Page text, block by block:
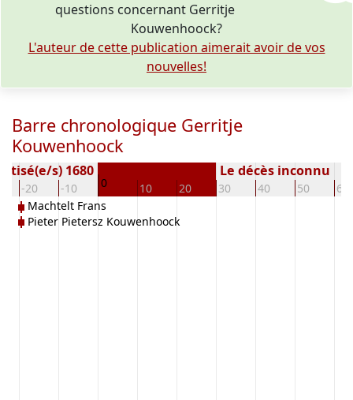
questions concernant Gerritje
Kouwenhoock?
L'auteur de cette publication aimerait avoir de vos
nouvelles!
Barre chronologique Gerritje
Kouwenhoock
-20 -10 0 10 20 30 40 50 60
s) 1680 Le décès inconnu
Machtelt Frans
Pieter Pietersz Kouwenhoock